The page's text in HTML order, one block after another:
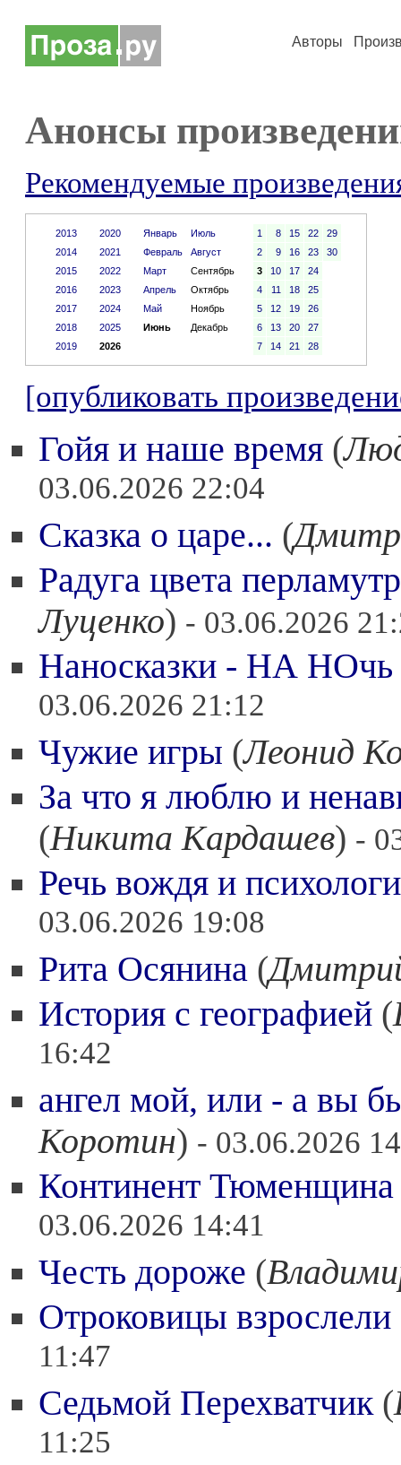
Авторы
Анонсы
Рекомендуемые
2013
2014
2015
2016
2017
2018
2019
2020
2021
2022
2023
2024
2025
2026
Январь
Июль
Февраль
Август
Март
Сентябрь
Апрель
Октябрь
Май
Ноябрь
Июнь
Декабрь
1 8 15 22
29
2
9 16 23
30
3
10 17
24
4
11 18
25
5
12 19
26
6
13 20
27
7
14 21 28
[опубликовать
Гойя и наше время (
03.06.2026 22:04
Сказка о царе... (
Радуга цвета
Луценко) - 03.06.2026
Наносказки - НА НОчь
03.06.2026 21:12
Чужие игры (Леонид
За что я люблю и
(Никита Кардашев) -
Речь вождя и
03.06.2026 19:08
Рита Осянина (
История с географией (
16:42
ангел мой, или - а вы
Коротин) - 03.06.2026
Континент Тюменщина
03.06.2026 14:41
Честь дороже (
Отроковицы взрослели
11:47
Седьмой Перехватчик(
11:25